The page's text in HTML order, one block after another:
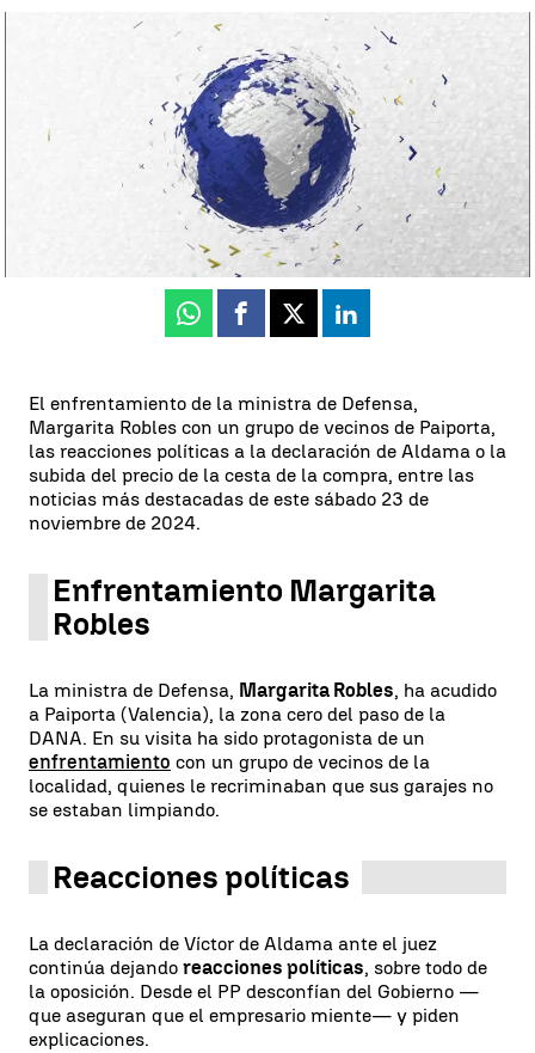
Noticias de hoy, sábado 23 de noviembre de 2024 |
Antena 3 Noticias
23 de noviembre de 2024, 21:06
23 de noviembre de 2024, 15:58
Whatsapp
Facebook
X Linkedin
El enfrentamiento de la ministra de Defensa,
Margarita Robles con un grupo de vecinos de Paiporta,
las reacciones políticas a la declaración de Aldama o la
subida del precio de la cesta de la compra, entre las
noticias más destacadas de este sábado 23 de
noviembre de 2024.
Enfrentamiento Margarita
Robles
La ministra de Defensa, Margarita Robles, ha acudido
a Paiporta (Valencia), la zona cero del paso de la
DANA. En su visita ha sido protagonista de un
enfrentamiento con un grupo de vecinos de la
localidad, quienes le recriminaban que sus garajes no
se estaban limpiando.
Reacciones políticas
La declaración de Víctor de Aldama ante el juez
continúa dejando reacciones políticas, sobre todo de
la oposición. Desde el PP desconfían del Gobierno —
que aseguran que el empresario miente— y piden
explicaciones.